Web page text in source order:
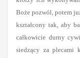
Boże pozwól, potem
kształcony tak, aby
całkowicie durny
siedzący za plecami